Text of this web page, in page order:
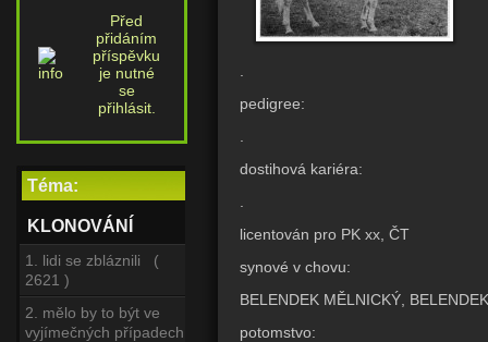
Před
přidáním
příspěvku
je nutné
se
přihlásit.
Téma:
KLONOVÁNÍ
1. lidi se zbláznili (
2621 )
2. mělo by to být ve
vyjímečných případech
pedigree:
dostihová kariéra:
licentován pro PK xx, ČT
synové v chovu:
BELENDEK MĚLNICKÝ,
potomstvo: